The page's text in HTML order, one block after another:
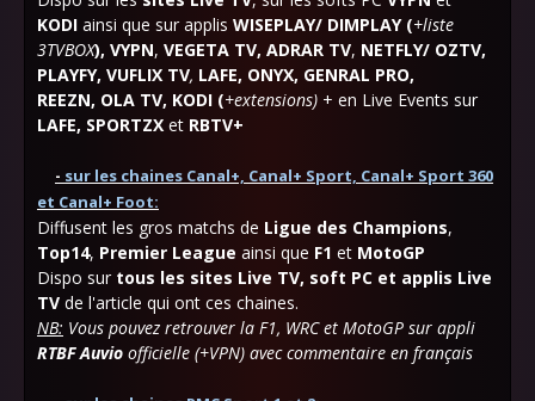
KODI ainsi que sur applis WISEPLAY/ DIMPLAY (+liste
3TVBOX), VYPN, VEGETA TV, ADRAR TV, NETFLY/ OZTV,
PLAYFY, VUFLIX TV, LAFE, ONYX, GENRAL PRO,
REEZN, OLA TV, KODI (+extensions) + en Live Events sur
LAFE, SPORTZX et RBTV+
- sur les chaines Canal+, Canal+ Sport, Canal+ Sport 360
et Canal+ Foot:
Diffusent les gros matchs de Ligue des Champions,
Top14, Premier League ainsi que F1 et MotoGP
Dispo sur tous les sites Live TV, soft PC et applis Live
TV de l'article qui ont ces chaines.
NB: Vous pouvez retrouver la F1, WRC et MotoGP sur appli
RTBF Auvio officielle (+VPN) avec commentaire en français